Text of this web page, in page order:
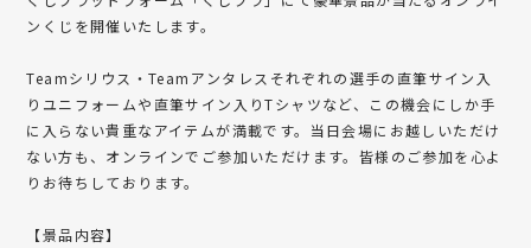
ンくじを開催いたします。
Teamシリウス・Teamアンタレスそれぞれの選手の直筆サイン入
りユニフォームや直筆サイン入りTシャツなど、この機会にしか手
に入らない貴重なアイテムが満載です。当日会場にお越しいただけ
ない方も、オンラインでご参加いただけます。皆様のご参加を心よ
りお待ちしております。
【景品内容】